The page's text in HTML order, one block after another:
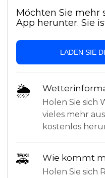
Möchten Sie mehr
App herunter. Sie
LADEN SIE
🌦
Holen Sie sich
vieles mehr
kostenlos
🚕 Wie kommt
Holen Sie sich